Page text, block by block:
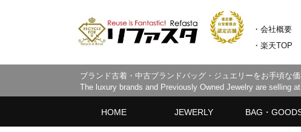
・会社概要
・楽天TOP
ブランド古着・中古ブランドバッグ・ジュエリーをお手頃な価
The luxury brands and Previously Owned Jewelry are selling
HOME JEWERLY BAG・